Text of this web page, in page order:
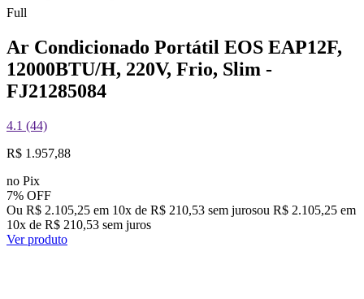
Full
Ar Condicionado Portátil EOS EAP12F,
12000BTU/H, 220V, Frio, Slim -
FJ21285084
4.1 (44)
R$ 1.957,88
no Pix
7% OFF
Ou R$ 2.105,25 em 10x de R$ 210,53 sem jurosou R$ 2.105,25 em
10x de R$ 210,53 sem juros
Ver produto